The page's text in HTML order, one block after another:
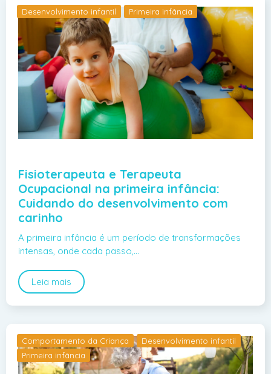
Desenvolvimento infantil Primeira infância
Fisioterapeuta e Terapeuta
Ocupacional na primeira infância:
Cuidando do desenvolvimento com
carinho
A primeira infância é um período de transformações
intensas, onde cada passo,…
Leia mais
Comportamento da Criança
Desenvolvimento infantil
Primeira infância